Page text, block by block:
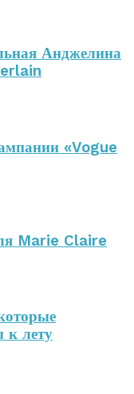
Анджелина
«Vogue
Marie Claire
к лету